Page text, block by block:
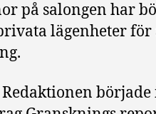
på salongen har
lägenheter
Redaktionen